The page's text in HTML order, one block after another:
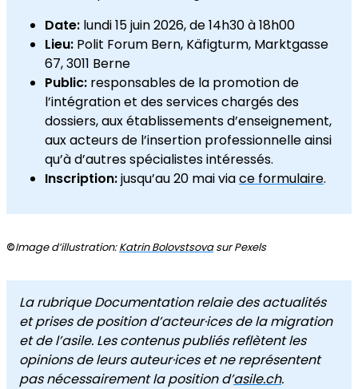
Date: lundi 15 juin 2026, de 14h30 à 18h00
Lieu: Polit Forum Bern, Käfigturm, Marktgasse
67, 3011 Berne
Public: responsables de la promotion de
l’intégrationet des services chargés des
dossiers, aux établissements d’enseignement,
aux acteurs de l’insertion professionnelle ainsi
qu’à d’autres spécialistes intéressés.
Inscription:jusqu’au 20 mai viace formulaire.
©Image d’illustration:Katrin Bolovstsovasur Pexels
La rubrique Documentation relaie des actualités
et prises de position d’acteur·ices de la migration
et de l’asile. Les contenus publiés reflètent les
opinions de leurs auteur·ices et ne représentent
pas nécessairement la position d’asile.ch.